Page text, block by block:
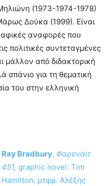
(1973-1974-1978)
Δούκα (1999). Είναι
αναφορές που
πολιτικές συντεταγμένες
μάλλον από διδακτορική
σπάνιο για τη θεματική
του στην ελληνική
Ray Bradbury, Φαρενάιτ
451, graphic novel: Tim
Hamilton, μτφρ. Αλέξης